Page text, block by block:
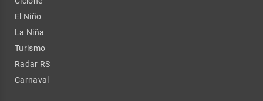
El Niño
La Niña
Turismo
Radar RS
Carnaval